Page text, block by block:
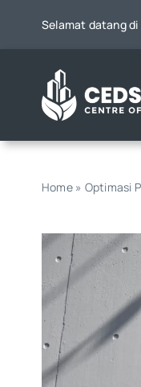
Selamat datang
Home» Optimasi